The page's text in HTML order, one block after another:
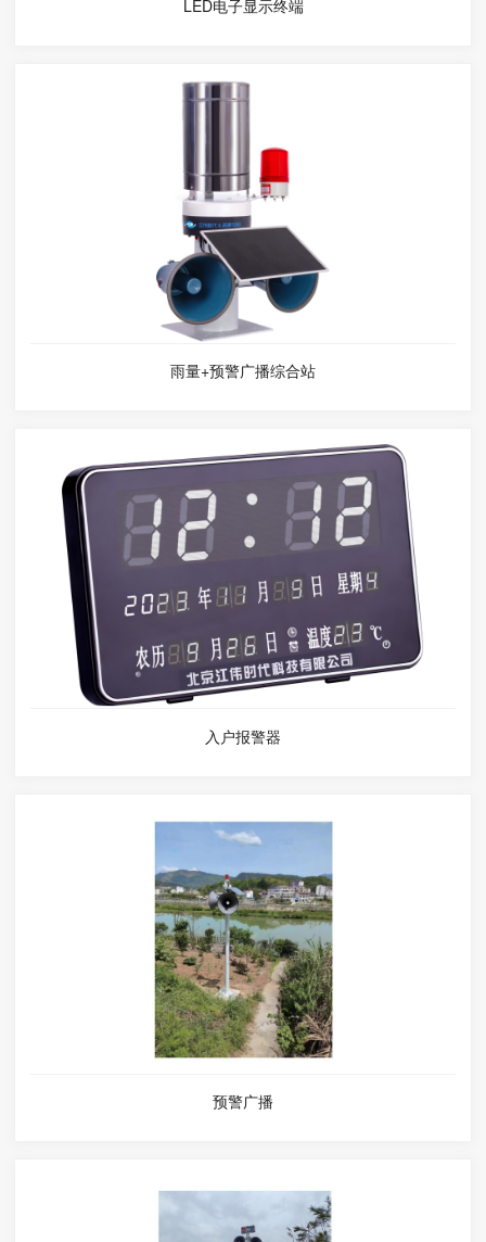
LED电子显示终端
雨量+预警广播综合站
入户报警器
预警广播